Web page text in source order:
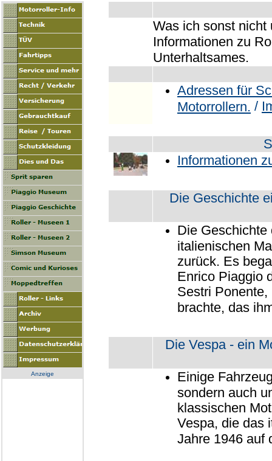
Anzeige
Was ich sonst nicht
Informationen zu
Unterhaltsames.
Adressen für
Motorrollern. /
Informationen
Die Geschichte
Die Geschichte
italienischen
zurück. Es
Enrico Piaggio
Sestri
brachte, das
Die Vespa - ein
Einige
sondern auch
klassischen
Vespa, die das
Jahre 1946 auf